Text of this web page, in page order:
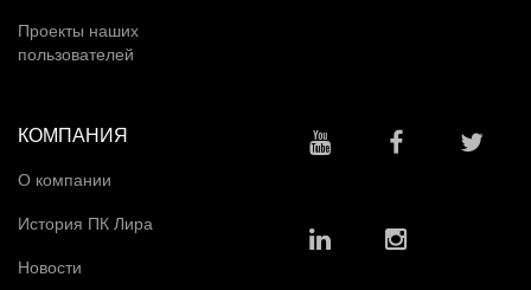
Проекты наших
пользователей
КОМПАНИЯ
О компании
История ПК Лира
Новости